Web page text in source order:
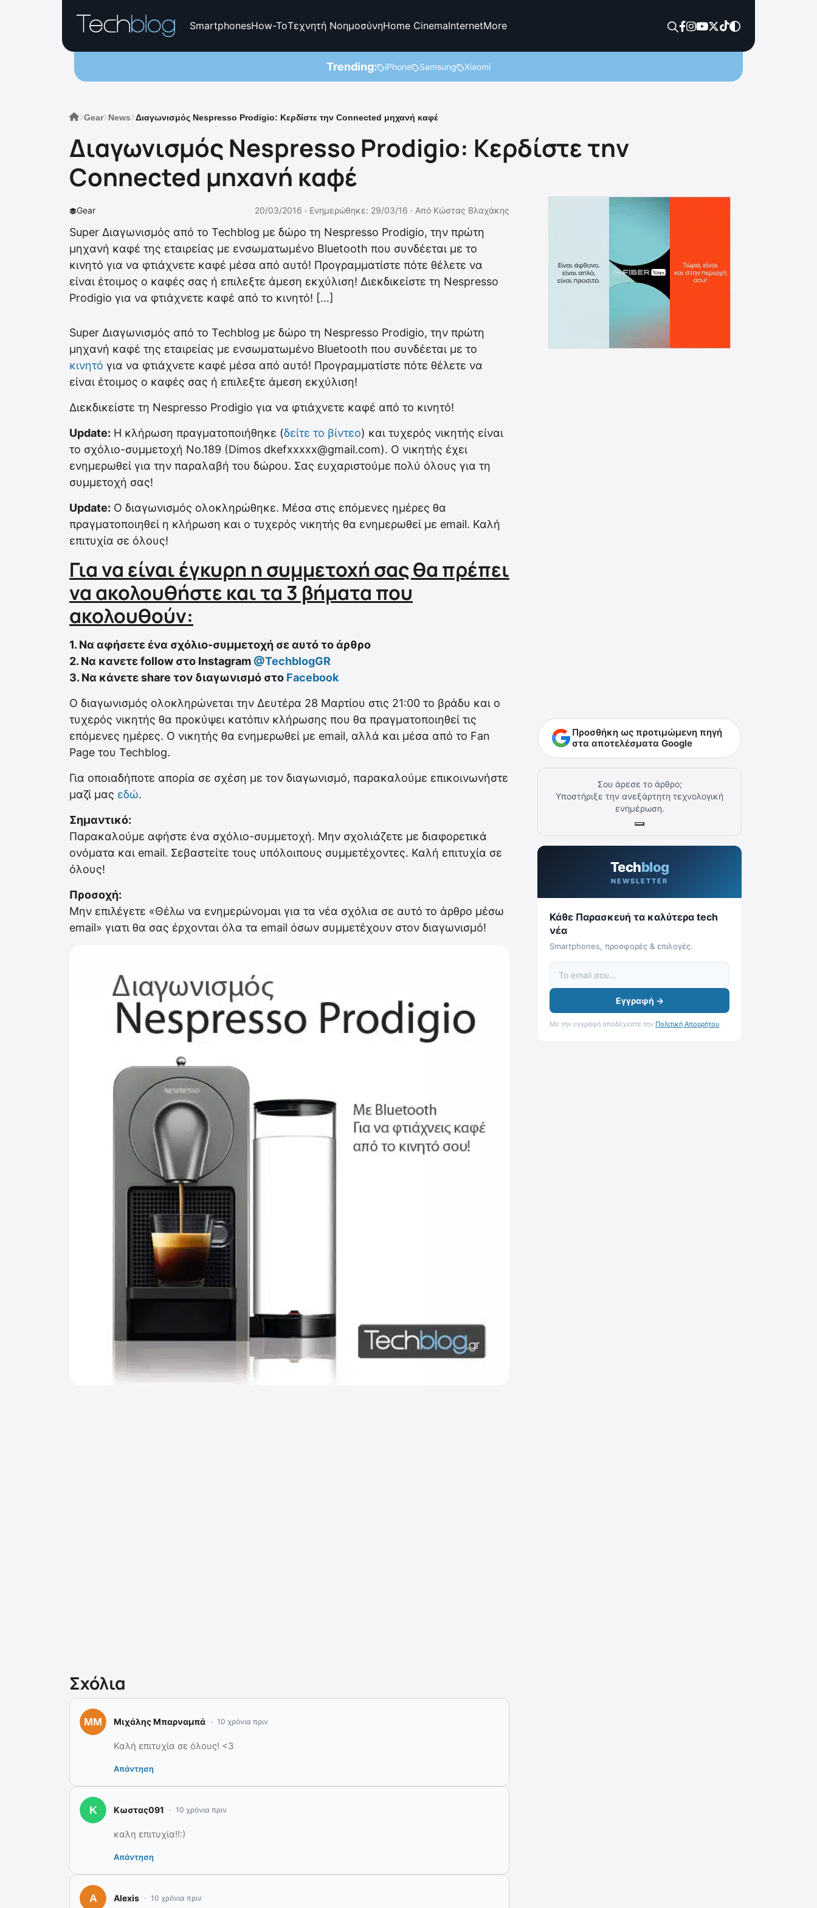
SmartphonesHow-ToΤεχνητή ΝοημοσύνηHome CinemaInternetMore
Trending: iPhone Samsung Xiaomi
Gear News Διαγωνισμός Nespresso Prodigio: Κερδίστε την Connected μηχανή καφέ
Διαγωνισμός Nespresso Prodigio: Κερδίστε την
Connected μηχανή καφέ
Gear 20/03/2016 · Ενημερώθηκε: 29/03/16 · Από Κώστας Βλαχάκης
Super Διαγωνισμός από το Techblog με δώρο τη Nespresso Prodigio, την πρώτη
μηχανή καφέ της εταιρείας με ενσωματωμένο Bluetooth που συνδέεται με το
κινητό για να φτιάχνετε καφέ μέσα από αυτό! Προγραμματίστε πότε θέλετε να
είναι έτοιμος ο καφές σας ή επιλεξτε άμεση εκχύλιση! Διεκδικείστε τη Nespresso
Prodigio για να φτιάχνετε καφέ από το κινητό! […]
Super Διαγωνισμός από το Techblog με δώρο τη Nespresso Prodigio, την πρώτη
μηχανή καφέ της εταιρείας με ενσωματωμένο Bluetooth που συνδέεται με το
κινητό για να φτιάχνετε καφέ μέσα από αυτό! Προγραμματίστε πότε θέλετε να
είναι έτοιμος ο καφές σας ή επιλεξτε άμεση εκχύλιση!
Διεκδικείστε τη Nespresso Prodigio για να φτιάχνετε καφέ από το κινητό!
Update: Η κλήρωση πραγματοποιήθηκε (δείτε το βίντεο) και τυχερός νικητής είναι
το σχόλιο-συμμετοχή Νο.189 (Dimos dkefxxxxx@gmail.com). Ο νικητής έχει
ενημερωθεί για την παραλαβή του δώρου. Σας ευχαριστούμε πολύ όλους για τη
συμμετοχή σας!
Update: Ο διαγωνισμός ολοκληρώθηκε. Μέσα στις επόμενες ημέρες θα
πραγματοποιηθεί η κλήρωση και ο τυχερός νικητής θα ενημερωθεί με email. Καλή
επιτυχία σε όλους!
Για να είναι έγκυρη η συμμετοχή σας θα πρέπει
να ακολουθήστε και τα 3 βήματα που
ακολουθούν:
1. Να αφήσετε ένα σχόλιο-συμμετοχή σε αυτό το άρθρο
2. Να κανετε follow στο Instagram @TechblogGR
3. Να κάνετε share τον διαγωνισμό στο Facebook
Ο διαγωνισμός ολοκληρώνεται την Δευτέρα 28 Μαρτίου στις 21:00 το βράδυ και ο
τυχερός νικητής θα προκύψει κατόπιν κλήρωσης που θα πραγματοποιηθεί τις
επόμενες ημέρες. Ο νικητής θα ενημερωθεί με email, αλλά και μέσα από το Fan
Page του Techblog.
Για οποιαδήποτε απορία σε σχέση με τον διαγωνισμό, παρακαλούμε επικοινωνήστε
μαζί μας εδώ.
Σημαντικό:
Παρακαλούμε αφήστε ένα σχόλιο-συμμετοχή. Μην σχολιάζετε με διαφορετικά
ονόματα και email. Σεβαστείτε τους υπόλοιπους συμμετέχοντες. Καλή επιτυχία σε
όλους!
Προσοχή:
Μην επιλέγετε «Θέλω να ενημερώνομαι για τα νέα σχόλια σε αυτό το άρθρο μέσω
email» γιατι θα σας έρχονται όλα τα email όσων συμμετέχουν στον διαγωνισμό!
Σχόλια
Μιχάλης Μπαρναμπά 10 χρόνια πριν
Καλή επιτυχία σε όλους! <3
Απάντηση
Kωστας091 10 χρόνια πριν
καλη επιτυχία!!:)
Απάντηση
Alexis 10 χρόνια πριν
Προσθήκη ως προτιμώμενη πηγή
στα αποτελέσματα Google
Σου άρεσε το άρθρο;
Υποστήριξε την ανεξάρτητη τεχνολογική
ενημέρωση.
Techblog
NEWSLETTER
Κάθε Παρασκευή τα καλύτερα tech
νέα
Smartphones, προσφορές & επιλογές.
Εγγραφή →
Με την εγγραφή αποδέχεστε την Πολιτική Απορρήτου.